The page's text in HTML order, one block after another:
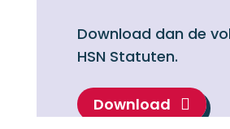
Download dan de
HSN Statuten.
Download 